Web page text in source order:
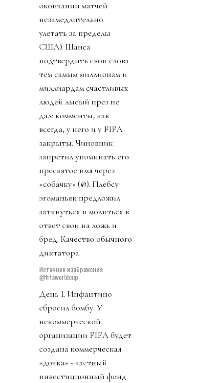
турнир. Как не было
насилия, издевательств
ментов, как фифа нации
помирила (возможно,
Иран и США) и как
старались
правительства, чтобы
все были рады и
счастливы (см.
«Газлайтинг»). Даже
сборная Иран получила
и визы, и доброе
отношение (напомню,
специалистам Ирана и
других сборных
отказали во въезде, а
футболистов Ирана
заставляли после по
окончании матчей
незамедлительно
улетать за пределы
США). Шанса
подтвердить свои слова
тем самым миллионам и
миллиардам счастливых
людей лысый през не
дал: комменты, как
всегда, у него и у FIFA